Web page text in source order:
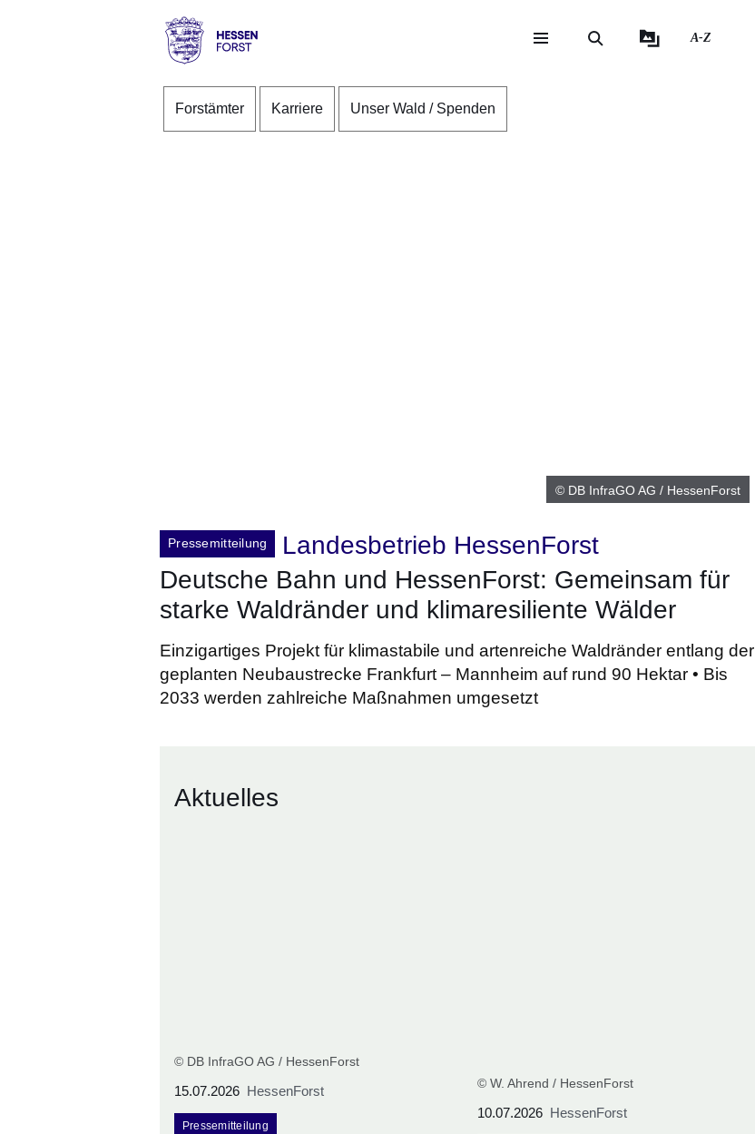
Direkt zum Kopf der Seite
Direkt zum Inhalt
Direkt zum Fuß der Seite
Forst
A-Z
Forstämter Karriere Unser Wald / Spenden
© DB InfraGO AG / HessenForst
Pressemitteilung
Landesbetrieb HessenForst
Deutsche Bahn und HessenForst: Gemeinsam für
starke Waldränder und klimaresiliente Wälder
Einzigartiges Projekt für klimastabile und artenreiche Waldränder entlang der
geplanten Neubaustrecke Frankfurt – Mannheim auf rund 90 Hektar • Bis
2033 werden zahlreiche Maßnahmen umgesetzt
Aktuelles
© DB InfraGO AG / HessenForst
15.07.2026 HessenForst
Pressemitteilung
© W. Ahrend / HessenForst
10.07.2026 HessenForst